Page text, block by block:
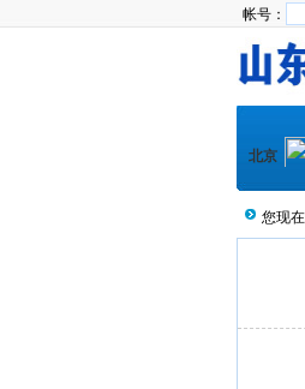
帐号：
您现